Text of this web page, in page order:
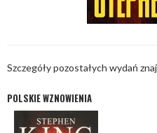
Szczegóły pozostałych wydań
POLSKIE WZNOWIENIA